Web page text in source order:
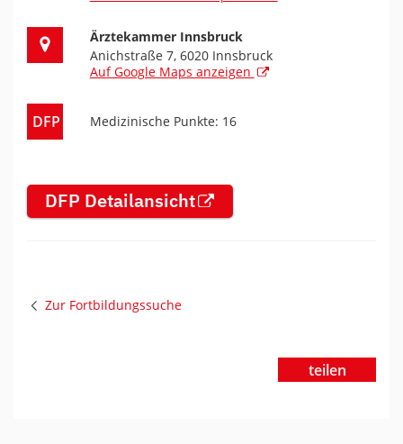
Ort der Fortbildung
Ärztekammer Innsbruck
Anichstraße 7, 6020 Innsbruck
Auf Google Maps anzeigen
DFP Medizinische Punkte: 16
DFP Detailansicht
Zur Fortbildungssuche
teilen